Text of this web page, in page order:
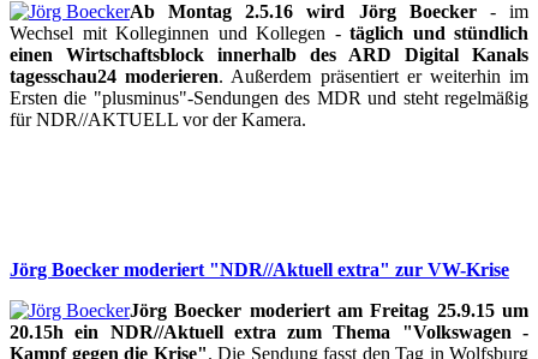
Ab Montag 2.5.16 wird Jörg Boecker- im
Wechsel mit Kolleginnen und Kollegen -täglich und stündlich
einen Wirtschaftsblock innerhalb des ARD Digital Kanals
tagesschau24 moderieren. Außerdem präsentiert er weiterhin im
Ersten die "plusminus"-Sendungen des MDR und steht regelmäßig
für NDR//AKTUELL vor der Kamera.
Jörg Boecker moderiert "NDR//Aktuell extra" zur VW-Krise
Jörg Boecker moderiert am Freitag 25.9.15 um
20.15h ein NDR//Aktuell extra zum Thema "Volkswagen -
Kampf gegen die Krise". Die Sendung fasst den Tag in Wolfsburg